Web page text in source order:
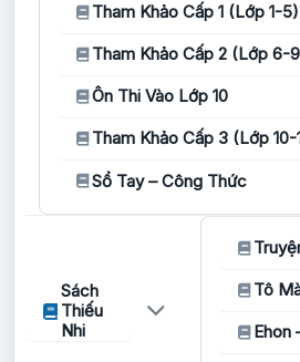
Tham Khảo Cấp 1 (Lớp 1-5)
Tham Khảo Cấp 2 (Lớp 6-
Ôn Thi Vào Lớp 10
Tham Khảo Cấp 3 (Lớp 10-
Sổ Tay – Công Thức
Sách
Thiếu
Nhi
Tô
Ehon